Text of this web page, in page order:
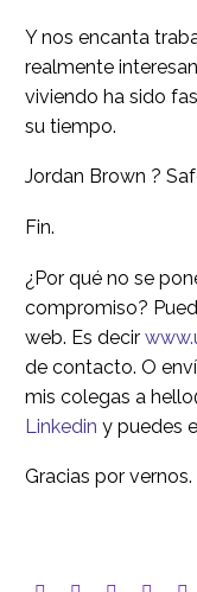
Y nos encanta
realmente
viviendo ha sido
su tiempo.
Jordan Brown ?
Fin.
¿Por qué no se
compromiso?
web. Es decir
de contacto. O
mis colegas a
Linkedin y puedes
Gracias por vernos.